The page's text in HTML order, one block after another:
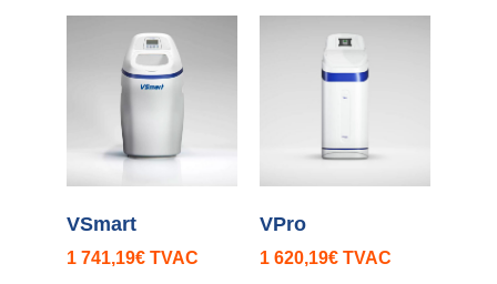
VSmart
1 741,19€ TVAC
VPro
1 620,19€ TVAC